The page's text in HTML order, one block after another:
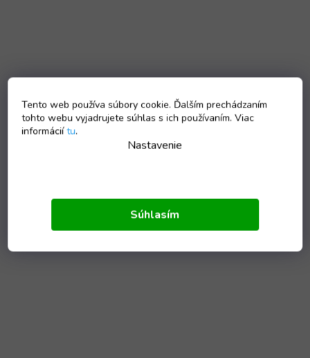
Tento web používa súbory cookie. Ďalším prechádzaním
tohto webu vyjadrujete súhlas s ich používaním. Viac
informáciítu.
Nastavenie
Súhlasím